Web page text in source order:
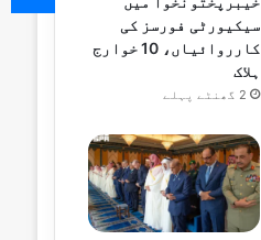
سیکیورٹی فورسز کی
کارروائیاں، 10 خوارج
ہلاک
2 گھنٹے پہلے